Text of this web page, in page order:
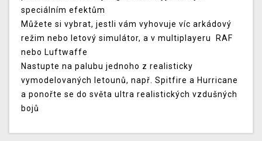
speciálním efektům
Můžete si vybrat, jestli vám vyhovuje víc arkádový
režim nebo letový simulátor, a v multiplayeru RAF
nebo Luftwaffe
Nastupte na palubu jednoho z realisticky
vymodelovaných letounů, např. Spitfire a Hurricane
a ponořte se do světa ultra realistických vzdušných
bojů